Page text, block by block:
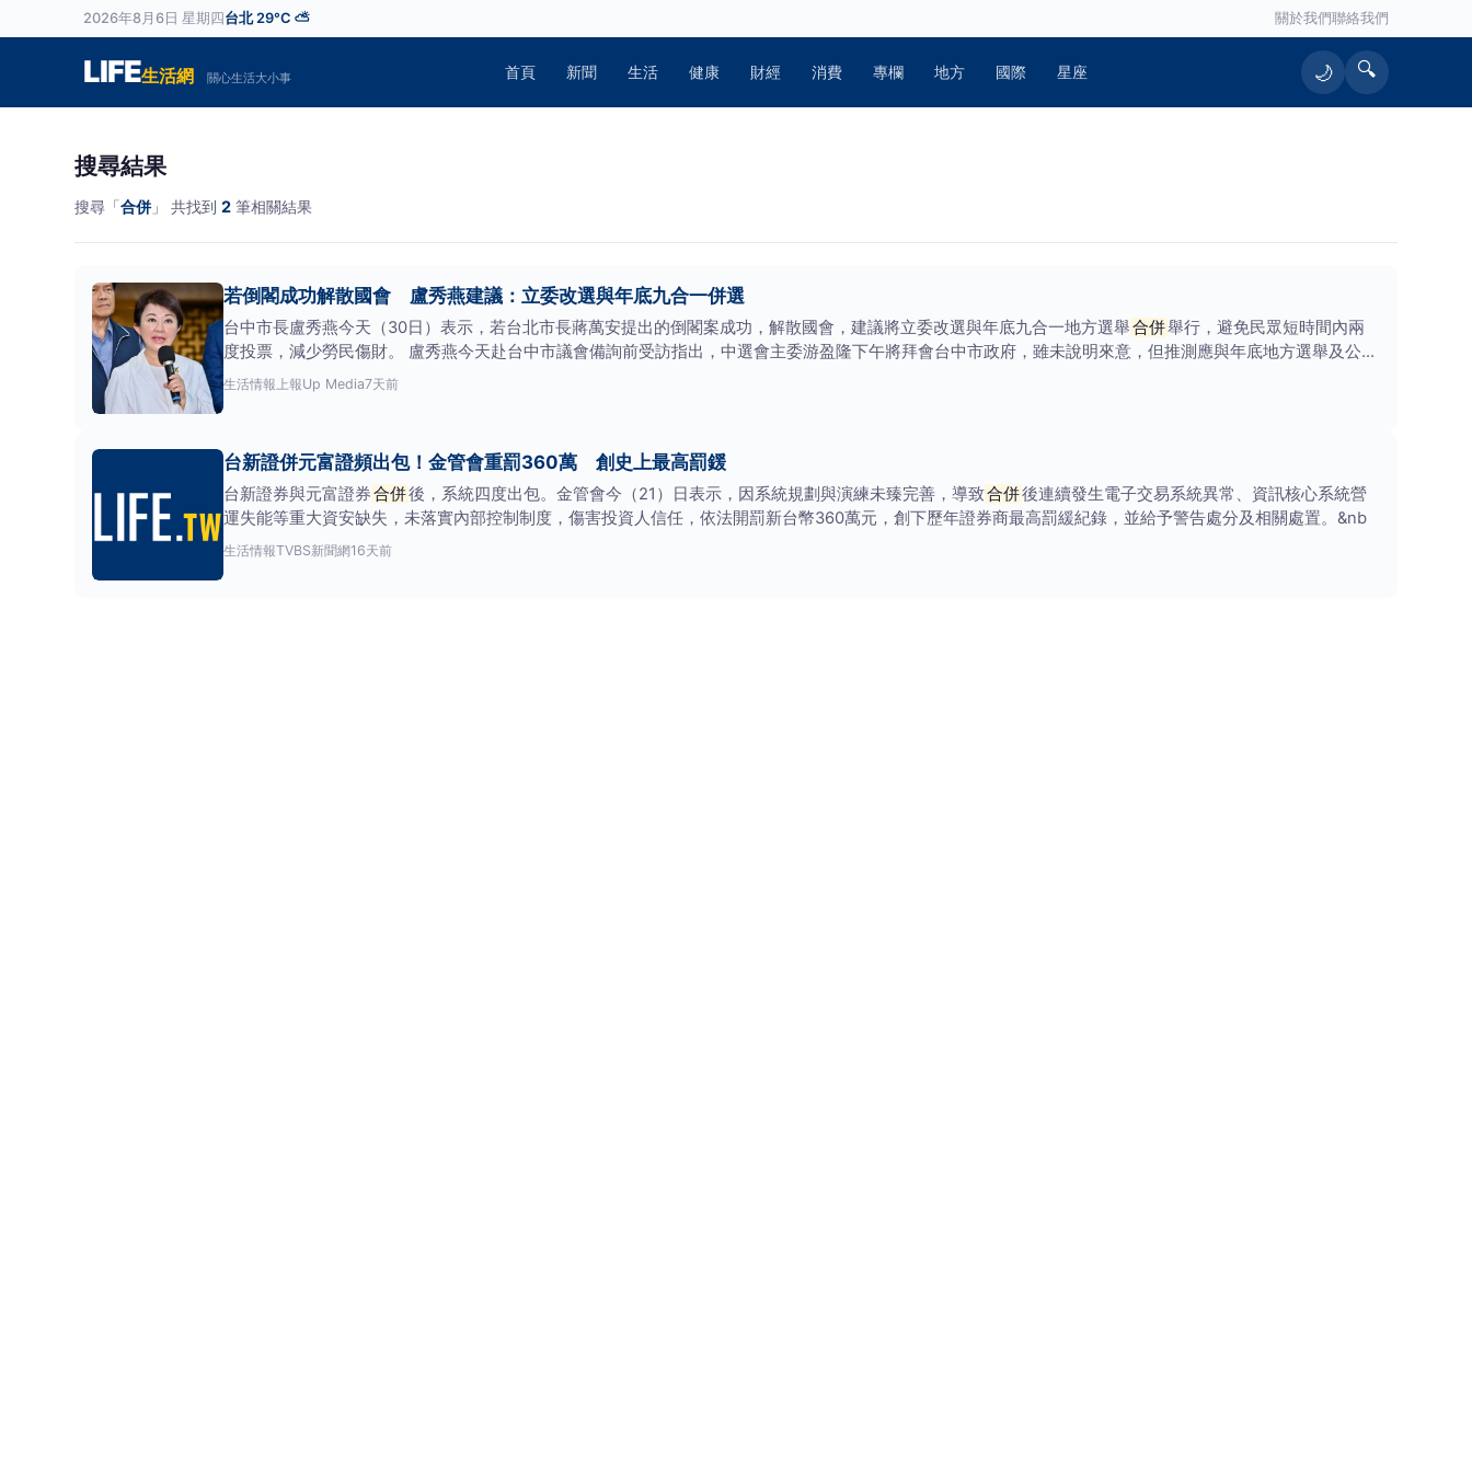
2026年8月6日 星期四 台北 29°C ⛅ 關於我們聯絡我們
LIFE生活網 關心生活大小事 首頁 新聞 生活 健康 財經 消費 專欄 地方 國際 星座 🌙 🔍
搜尋結果
搜尋「合併」 共找到 2 筆相關結果
若倒閣成功解散國會 盧秀燕建議：立委改選與年底九合一併選
台中市長盧秀燕今天（30日）表示，若台北市長蔣萬安提出的倒閣案成功，解散國會，建議將立委改選與年底九合一地方選舉合併舉行，避免民眾短時間內兩
度投票，減少勞民傷財。 盧秀燕今天赴台中市議會備詢前受訪指出，中選會主委游盈隆下午將拜會台中市政府，雖未說明來意，但推測應與年底地方選舉及公投
選務有關。她表
生活情報 上報Up Media7天前
台新證併元富證頻出包！金管會重罰360萬 創史上最高罰鍰
台新證券與元富證券合併後，系統四度出包。金管會今（21）日表示，因系統規劃與演練未臻完善，導致合併後連續發生電子交易系統異常、資訊核心系統營
運失能等重大資安缺失，未落實內部控制制度，傷害投資人信任，依法開罰新台幣360萬元，創下歷年證券商最高罰緩紀錄，並給予警告處分及相關處置。&nb
生活情報TVBS新聞網16天前